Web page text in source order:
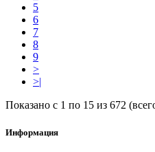
5
6
7
8
9
>
>|
Показано с 1 по 15 из 672
Информация